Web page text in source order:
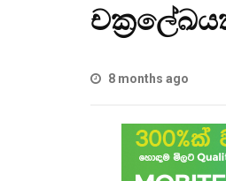
8 months ago